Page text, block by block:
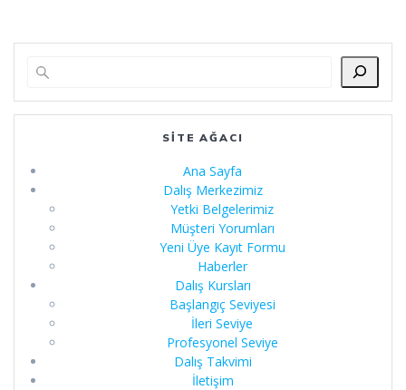
SITE AĞACI
Ana Sayfa
Dalış Merkezimiz
Yetki Belgelerimiz
Müşteri Yorumları
Yeni Üye Kayıt Formu
Haberler
Dalış Kursları
Başlangıç Seviyesi
İleri Seviye
Profesyonel Seviye
Dalış Takvimi
İletişim